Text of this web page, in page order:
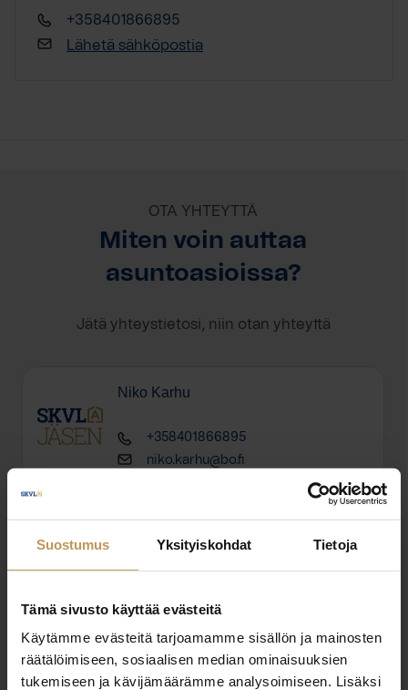
Suostumus Yksityiskohdat Tietoja
Tämä sivusto käyttää evästeitä
Käytämme evästeitä tarjoamamme sisällön ja mainosten
räätälöimiseen, sosiaalisen median ominaisuuksien
tukemiseen ja kävijämäärämme analysoimiseen. Lisäksi
+358401866895
Lähetä sähköpostia
OTA YHTEYTTÄ
Miten voin auttaa
asuntoasioissa?
Jätä yhteystietosi, niin otan yhteyttä
Niko Karhu
+358401866895
niko.karhu@bo.fi
"*" näyttää pakolliset kentät
Aihe